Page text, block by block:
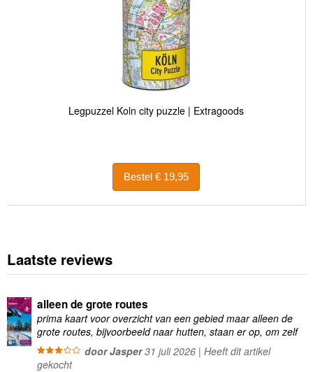
Legpuzzel Koln city puzzle | Extragoods
Bestel € 19,95
Laatste reviews
alleen de grote routes
prima kaart voor overzicht van een gebied maar alleen de
grote routes, bijvoorbeeld naar hutten, staan er op, om zelf
wandelingen te plannen minder geschikt
door Jasper31 juli 2026 | Heeft dit artikel
gekocht